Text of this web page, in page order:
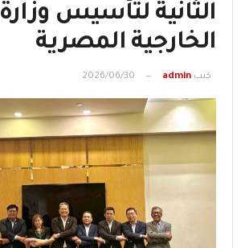
الثانية لتأسيس وزارة
الخارجية المصرية
كتب admin
2026/06/30